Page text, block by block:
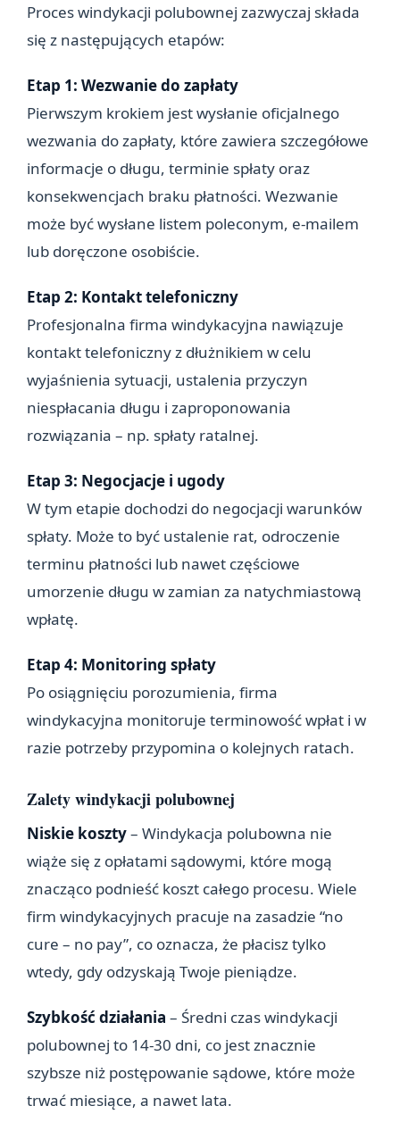
Proces windykacji polubownej zazwyczaj składa
się z następujących etapów:
Etap 1: Wezwanie do zapłaty
Pierwszym krokiem jest wysłanie oficjalnego
wezwania do zapłaty, które zawiera szczegółowe
informacje o długu, terminie spłaty oraz
konsekwencjach braku płatności. Wezwanie
może być wysłane listem poleconym, e-mailem
lub doręczone osobiście.
Etap 2: Kontakt telefoniczny
Profesjonalna firma windykacyjna nawiązuje
kontakt telefoniczny z dłużnikiem w celu
wyjaśnienia sytuacji, ustalenia przyczyn
niespłacania długu i zaproponowania
rozwiązania – np. spłaty ratalnej.
Etap 3: Negocjacje i ugody
W tym etapie dochodzi do negocjacji warunków
spłaty. Może to być ustalenie rat, odroczenie
terminu płatności lub nawet częściowe
umorzenie długu w zamian za natychmiastową
wpłatę.
Etap 4: Monitoring spłaty
Po osiągnięciu porozumienia, firma
windykacyjna monitoruje terminowość wpłat i w
razie potrzeby przypomina o kolejnych ratach.
Zalety windykacji polubownej
Niskie koszty– Windykacja polubowna nie
wiąże się z opłatami sądowymi, które mogą
znacząco podnieść koszt całego procesu. Wiele
firm windykacyjnych pracuje na zasadzie “no
cure – no pay”, co oznacza, że płacisz tylko
wtedy, gdy odzyskają Twoje pieniądze.
Szybkość działania – Średni czas windykacji
polubownej to 14-30 dni, co jest znacznie
szybsze niż postępowanie sądowe, które może
trwać miesiące, a nawet lata.